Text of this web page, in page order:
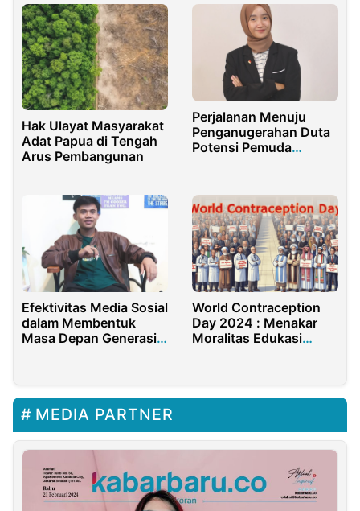
Hak Ulayat Masyarakat
Adat Papua di Tengah
Arus Pembangunan
Perjalanan Menuju
Penganugerahan Duta
Potensi Pemuda
Efektivitas Media Sosial
dalam Membentuk
Masa Depan Generasi
World Contraception
Day 2024 : Menakar
Moralitas Edukasi
Relevan ?
MEDIA PARTNER